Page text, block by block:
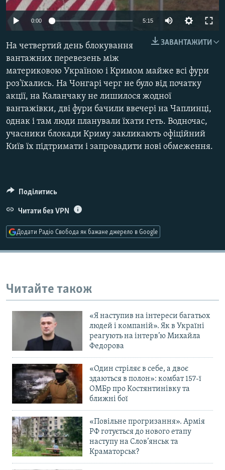
МУЛЬТИМЕДІА
ФОТО
СПЕЦПРОЄКТИ
ПОДКАСТИ
УКР
Усі сайти RFE/RL
0:00 5:15
ЗАВАНТАЖИТИ
На четвертий день блокування
вантажних перевезень між
материковою Україною і Кримом майже всі фури
роз'їхались. На Чонгарі черг не було від початку
акції, на Каланчаку не лишилося жодної
вантажівки, дві фури бачили ввечері на Чаплинці,
однак і там люди планували їхати геть. Водночас,
учасники блокади Криму закликають офіційний
Київ їх підтримати і запровадити нові обмеження.
Поділитись
Читати без VPN
Додати Радіо Свобода як бажане джерело в Google
Читайте також
«Я наступив на інтереси багатьох
людей і компаній». Як в Україні
реагують на інтерв’ю Михайла
Федорова
«Один стріляє в себе, а двоє
здаються в полон»: комбат 157-ї
ОМБр про Костянтинівку та
ближні бої
«Повільне прогризання». Армія
РФ готується до нового етапу
наступу на Слов’янськ та
Краматорськ?